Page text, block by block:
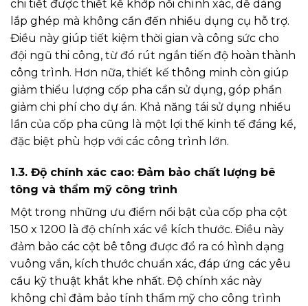
chi tiết được thiết kế khớp nối chính xác, dễ dàng
lắp ghép mà không cần đến nhiều dụng cụ hỗ trợ.
Điều này giúp tiết kiệm thời gian và công sức cho
đội ngũ thi công, từ đó rút ngắn tiến độ hoàn thành
công trình. Hơn nữa, thiết kế thông minh còn giúp
giảm thiểu lượng cốp pha cần sử dụng, góp phần
giảm chi phí cho dự án. Khả năng tái sử dụng nhiều
lần của cốp pha cũng là một lợi thế kinh tế đáng kể,
đặc biệt phù hợp với các công trình lớn.
1.3. Độ chính xác cao: Đảm bảo chất lượng bê
tông và thẩm mỹ công trình
Một trong những ưu điểm nổi bật của cốp pha cột
150 x 1200 là độ chính xác về kích thước. Điều này
đảm bảo các cột bê tông được đổ ra có hình dạng
vuông vắn, kích thước chuẩn xác, đáp ứng các yêu
cầu kỹ thuật khắt khe nhất. Độ chính xác này
không chỉ đảm bảo tính thẩm mỹ cho công trình